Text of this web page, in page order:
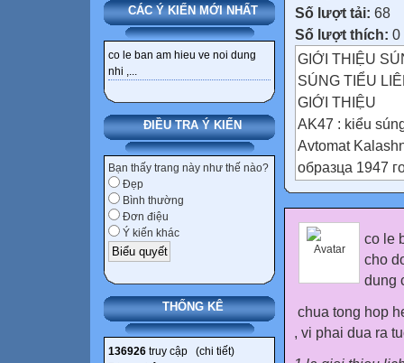
CÁC Ý KIẾN MỚI NHẤT
co le ban am hieu ve noi dung
nhi ,...
ĐIỀU TRA Ý KIẾN
Bạn thấy trang này như thế nào?
Đẹp
Bình thường
Đơn điệu
Ý kiến khác
THỐNG KÊ
136926 truy cập (chi tiết)
Số lượt tải: 68
Số lượt thích: 0
GIỚI THIỆU
SÚNG TIỂU
GIỚI THIỆU
AK47 : kiểu
Avtomat
образца 1947
AK-47 là một
do Mikhail
được Quân đội
trở thành loại
động, độ chính
trình sư thiết kế
động, giải
co le
cho
dung
chua tong hop
, vi phai dua ra